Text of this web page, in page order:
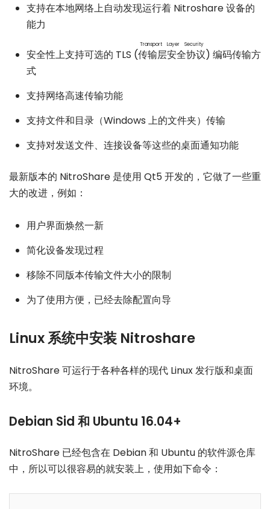
支持在本地网络上自动发现运行着 Nitroshare 设备的
能力
安全性上支持可选的 TLS (传输层安全协议
Transport Layer Security
) 编码传输方
式
支持网络高速传输功能
支持文件和目录（Windows 上的文件夹）传输
支持对发送文件、连接设备等这些的桌面通知功能
最新版本的 NitroShare 是使用 Qt5 开发的，它做了一些重
大的改进，例如：
用户界面焕然一新
简化设备发现过程
移除不同版本传输文件大小的限制
为了使用方便，已经去除配置向导
Linux 系统中安装 Nitroshare
NitroShare 可运行于各种各样的现代 Linux 发行版和桌面
环境。
Debian Sid 和 Ubuntu 16.04+
NitroShare 已经包含在 Debian 和 Ubuntu 的软件源仓库
中，所以可以很容易的就安装上，使用如下命令：